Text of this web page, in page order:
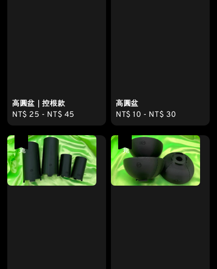
高圓盆｜控根款
Regular
price
NT$ 25 - NT$ 45
高圓盆
Regular
price
NT$ 10 - NT$ 30